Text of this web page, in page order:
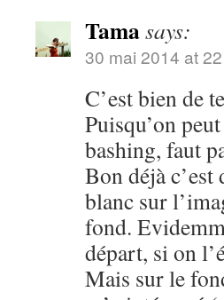
Tamasays:
30 mai 2014 at
C’est bien de
Puisqu’on
bashing, faut
Bon déjà
blanc sur
fond.
départ, si on
Mais sur le